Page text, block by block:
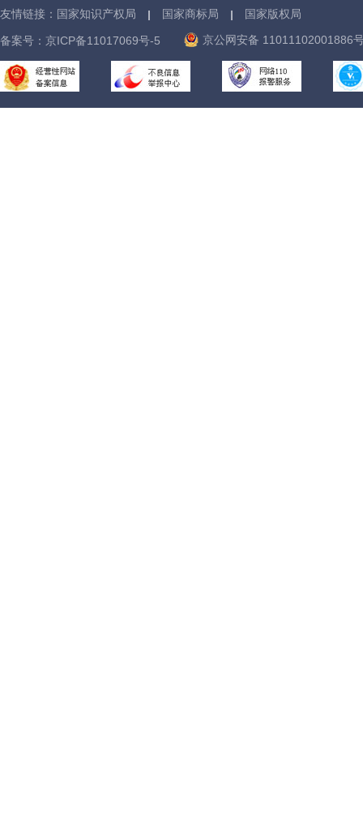
友情链接： 国家知识产权局 国家商标局 国家版权局
备案号： 京ICP备11017069号-5 京公网安备 11011102001886